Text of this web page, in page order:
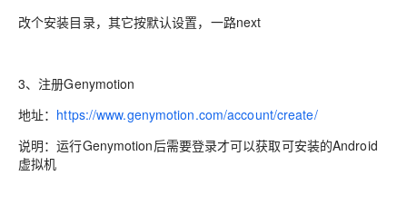
改个安装目录，其它按默认设置，一路next
3、注册Genymotion
地址： https://www.genymotion.com/account/create/
说明：运行Genymotion后需要登录才可以获取可安装的Android
虚拟机